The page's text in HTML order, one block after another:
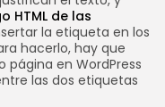
HTML de las
la etiqueta en los
hacerlo, hay que
página en WordPress
las dos etiquetas